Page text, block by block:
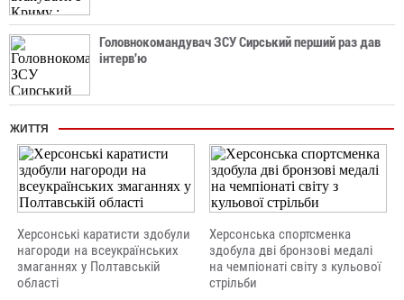
Головнокомандувач ЗСУ Сирський перший раз дав
інтерв'ю
ЖИТТЯ
Херсонські каратисти здобули
нагороди на всеукраїнських
змаганнях у Полтавській
області
Херсонська спортсменка
здобула дві бронзові медалі
на чемпіонаті світу з кульової
стрільби